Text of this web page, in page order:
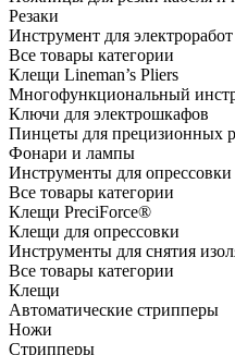
Резаки
Инструмент для электроработ
Все товары категории
Клещи Lineman’s Pliers
Многофункциональный
Ключи для электрошкафов
Пинцеты для прецизионных
Фонари и лампы
Инструменты для опрессовки
Все товары категории
Клещи PreciForce®
Клещи для опрессовки
Инструменты для снятия
Все товары категории
Клещи
Автоматические стрипперы
Ножи
Стрипперы